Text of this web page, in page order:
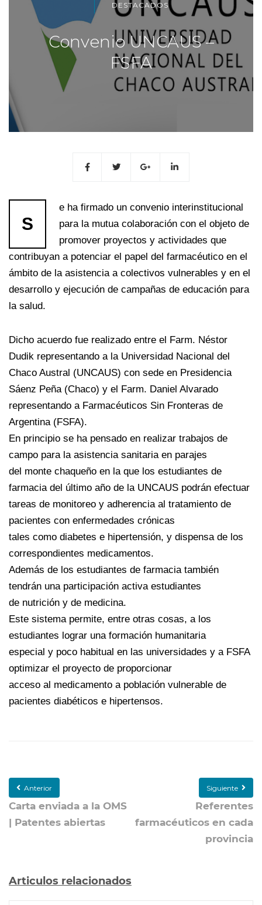
DESTACADOS
Convenio UNCAUS –
FSFA
S
e ha firmado un convenio interinstitucional
para la mutua colaboración con el objeto de
promover proyectos y actividades que
contribuyan a potenciar el papel del farmacéutico en el
ámbito de la asistencia a colectivos vulnerables y en el
desarrollo y ejecución de campañas de educación para
la salud.
Dicho acuerdo fue realizado entre el Farm. Néstor
Dudik representando a la Universidad Nacional del
Chaco Austral (UNCAUS) con sede en Presidencia
Sáenz Peña (Chaco) y el Farm. Daniel Alvarado
representando a Farmacéuticos Sin Fronteras de
Argentina (FSFA).
En principio se ha pensado en realizar trabajos de
campo para la asistencia sanitaria en parajes
del monte chaqueño en la que los estudiantes de
farmacia del último año de la UNCAUS podrán efectuar
tareas de monitoreo y adherencia al tratamiento de
pacientes con enfermedades crónicas
tales como diabetes e hipertensión, y dispensa de los
correspondientes medicamentos.
Además de los estudiantes de farmacia también
tendrán una participación activa estudiantes
de nutrición y de medicina.
Este sistema permite, entre otras cosas, a los
estudiantes lograr una formación humanitaria
especial y poco habitual en las universidades y a FSFA
optimizar el proyecto de proporcionar
acceso al medicamento a población vulnerable de
pacientes diabéticos e hipertensos.
Anterior
Carta enviada a la OMS
| Patentes abiertas
Siguiente
Referentes
farmacéuticos en cada
provincia
Articulos relacionados